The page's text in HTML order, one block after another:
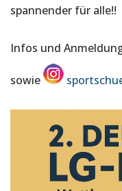
spannender für alle!!
Infos und
sowie